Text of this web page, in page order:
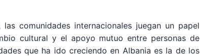
comunidades internacionales juegan un papel
cultural y el apoyo mutuo entre personas de
que ha ido creciendo en Albania es la de los